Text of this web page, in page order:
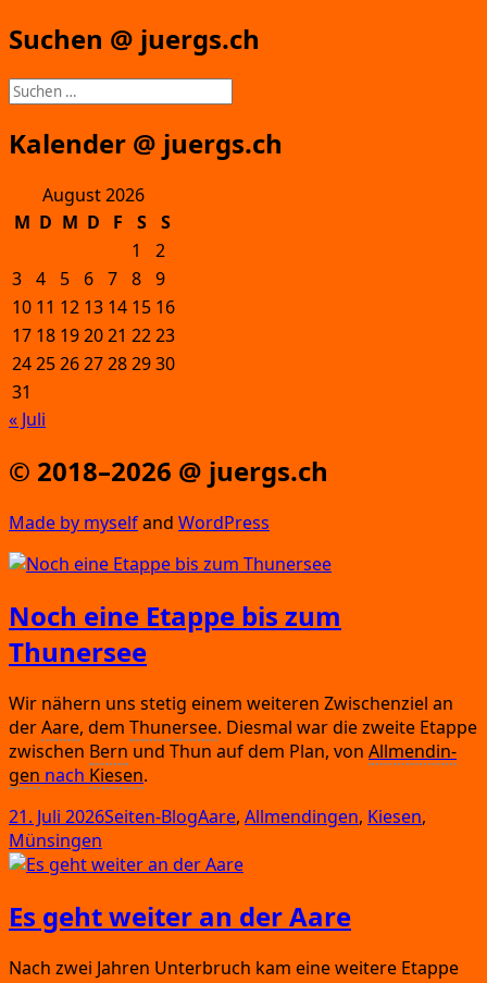
Suchen @ juergs.ch
Suchen
nach:
Kalender @ juergs.ch
August 2026
M D M D F S
S
1
2
3 4 5 6 7 8 9
10 11 12 13 14 15 16
17 18 192021 2223
24252627282930
31
« Juli
© 2018–2026 @ juergs.ch
Made by mys­elfand Word­Press
Noch eine Etappe bis zum
Thunersee
Wir nähern uns ste­tig einem wei­te­ren Zwi­schen­ziel an
derAare, dem Thu­ner­see. Dies­mal war die zwei­te Etap­pe
zwi­schen Bern und Thun auf dem Plan, von All­men­din­
gen nach Kie­sen.
Veröffentlicht
am
21. Juli 2026Kategorien
Seiten-BlogSchlagwörter
Aare, Allmendingen, Kiesen,
Münsingen
Es geht weiter an der Aare
Nach zwei Jah­ren Unter­bruch kam eine wei­te­re Etap­pe